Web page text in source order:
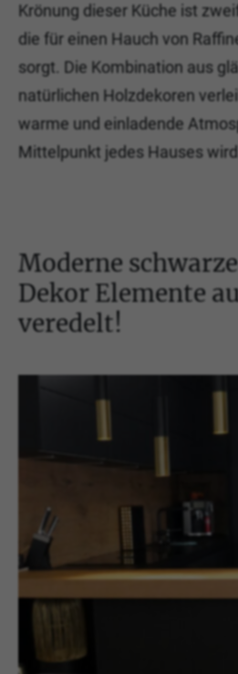
Krönung dieser Küche ist
die für einen Hauch von
sorgt. Die Kombination aus
natürlichen Holzdekoren
warme und einladende
Mittelpunkt jedes Hauses
Moderne
Dekor Elemente
veredelt!